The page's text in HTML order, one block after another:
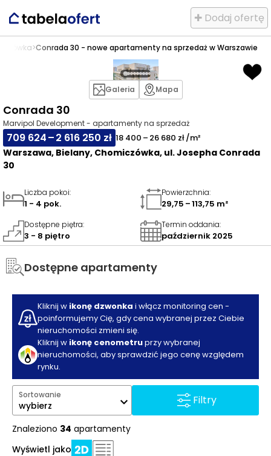
✚ Dodaj ofertę
>Conrada 30 - nowe apartamenty na sprzedaż w Warszawie
Conrada 30
Marvipol Development - apartamenty na sprzedaż
709 624 – 2 616 250 zł 18 400 – 26 680 zł /m²
Warszawa, Bielany, Chomiczówka, ul. Josepha Conrada
30
Galeria Mapa
Liczba pokoi:
1 - 4 pok.
Powierzchnia:
29,75 – 113,75 m²
Dostępne piętra:
3 - 8 piętro
Termin oddania:
październik 2025
Dostępne apartamenty
Kliknij w ikonę dzwonka i włącz monitoring cen -
poinformujemy Cię, gdy cena wybranej przez Ciebie
nieruchomości zmieni się.
Kliknij w ikonę cenometruprzy wybranej
nieruchomości, aby sprawdzić jego cenę względem
rynku.
Filtry
Sortowanie
wybierz
Znaleziono 34 apartamenty
Wyświetl jako